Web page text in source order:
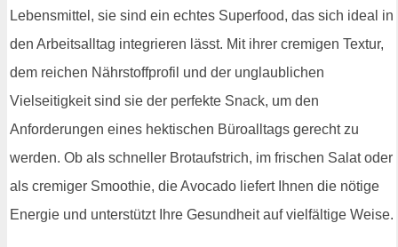
Lebensmittel, sie sind ein echtes Superfood, das sich ideal in
den Arbeitsalltag integrieren lässt. Mit ihrer cremigen Textur,
dem reichen Nährstoffprofil und der unglaublichen
Vielseitigkeit sind sie der perfekte Snack, um den
Anforderungen eines hektischen Büroalltags gerecht zu
werden. Ob als schneller Brotaufstrich, im frischen Salat oder
als cremiger Smoothie, die Avocado liefert Ihnen die nötige
Energie und unterstützt Ihre Gesundheit auf vielfältige Weise.